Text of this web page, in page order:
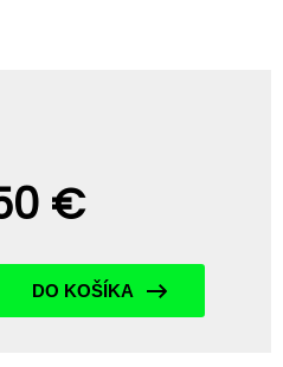
€
DO KOŠÍKA